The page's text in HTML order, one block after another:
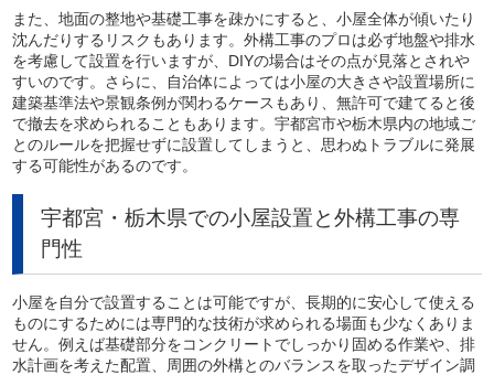
また、地面の整地や基礎工事を疎かにすると、小屋全体が傾いたり
沈んだりするリスクもあります。外構工事のプロは必ず地盤や排水
を考慮して設置を行いますが、DIYの場合はその点が見落とされや
すいのです。さらに、自治体によっては小屋の大きさや設置場所に
建築基準法や景観条例が関わるケースもあり、無許可で建てると後
で撤去を求められることもあります。宇都宮市や栃木県内の地域ご
とのルールを把握せずに設置してしまうと、思わぬトラブルに発展
する可能性があるのです。
宇都宮・栃木県での小屋設置と外構工事の専
門性
小屋を自分で設置することは可能ですが、長期的に安心して使える
ものにするためには専門的な技術が求められる場面も少なくありま
せん。例えば基礎部分をコンクリートでしっかり固める作業や、排
水計画を考えた配置、周囲の外構とのバランスを取ったデザイン調